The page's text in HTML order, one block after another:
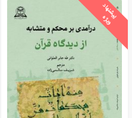
پ
ی
ش
ن
ه
ا
د
و
ی
ژ
ه